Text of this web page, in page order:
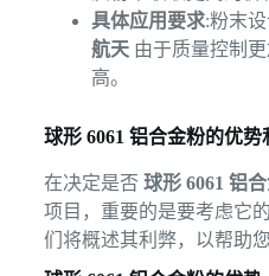
具体应用要求:粉末
航天由于质量控制更
高。
球形 6061 铝合金粉的优势
在决定是否 球形 6061 铝
项目，重要的是要考虑它的
们将概述其利弊，以帮助